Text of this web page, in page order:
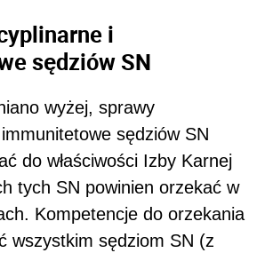
i
sędziów SN
wyżej, sprawy
sędziów SN
do właściwości Izby Karnej
tych SN powinien orzekać w
Kompetencje do orzekania
wszystkim sędziom SN (z